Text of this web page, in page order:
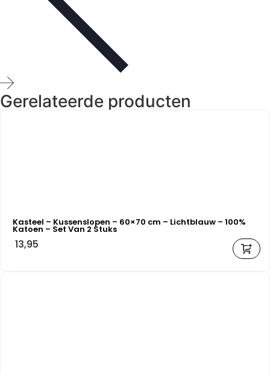
Gerelateerde producten
Kasteel – Kussenslopen – 60×70 cm – Lichtblauw – 100%
Katoen – Set Van 2 Stuks
13,95